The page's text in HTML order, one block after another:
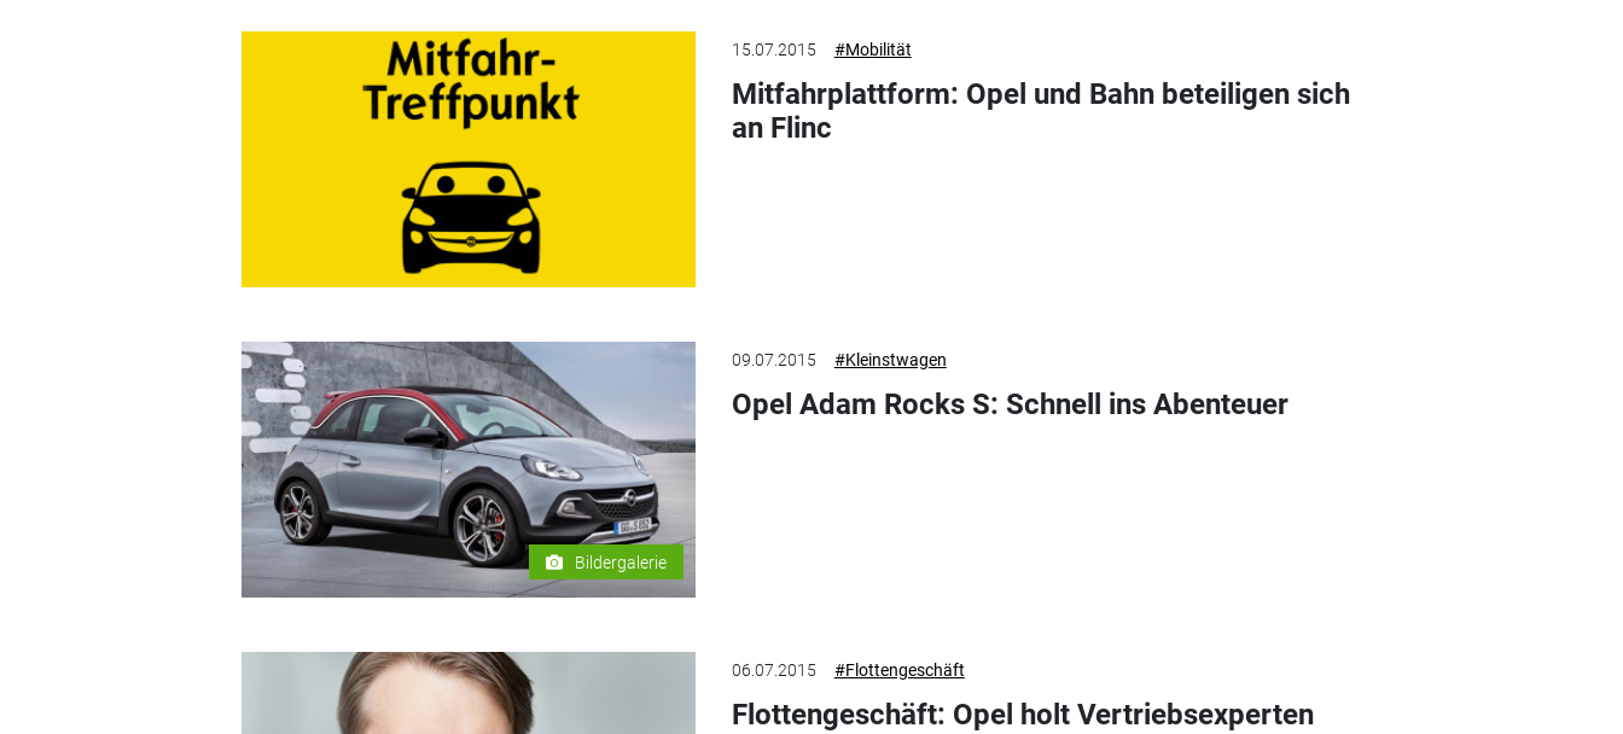
15.07.2015 #Mobilität
Mitfahrplattform: Opel und Bahn beteiligen sich
an Flinc
Bildergalerie
09.07.2015 #Kleinstwagen
Opel Adam Rocks S: Schnell ins Abenteuer
06.07.2015 #Flottengeschäft
Flottengeschäft: Opel holt Vertriebsexperten